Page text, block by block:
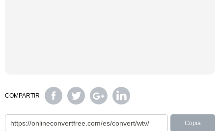
COMPARTIR
Copia